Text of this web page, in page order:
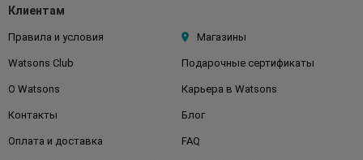
Клиентам
Правила и условия Магазины
Watsons Club Подарочные сертификаты
О Watsons Карьера в Watsons
Контакты Блог
Оплата и доставка FAQ